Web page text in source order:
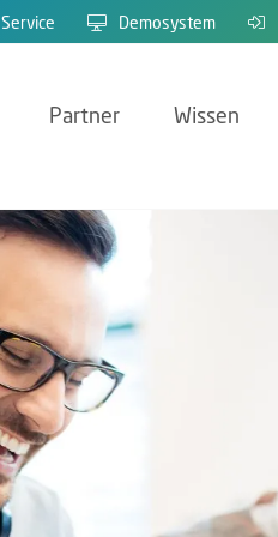
Service Demosystem
Partner Wissen